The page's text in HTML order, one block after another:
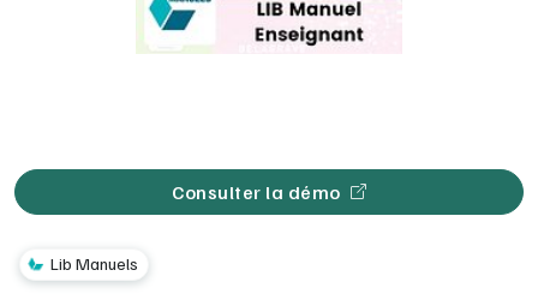
Consulter la démo
Lib Manuels